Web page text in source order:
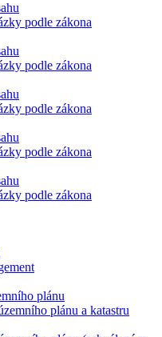
podle zákona
podle zákona
podle zákona
podle zákona
podle zákona
plánu
plánu a katastru